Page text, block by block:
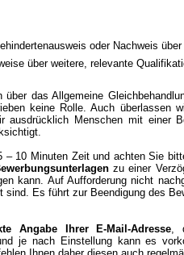
oder Nachweis
über weitere, relevante
das Allgemeine
keine Rolle. Auch überlassen
ausdrücklich Menschen mit einer
– 10 Minuten Zeit und achten Sie
zu einer
kann. Auf Aufforderung nicht
Es führt zur Beendigung des
Angabe Ihrer E-Mail-Adresse,
je nach Einstellung kann es